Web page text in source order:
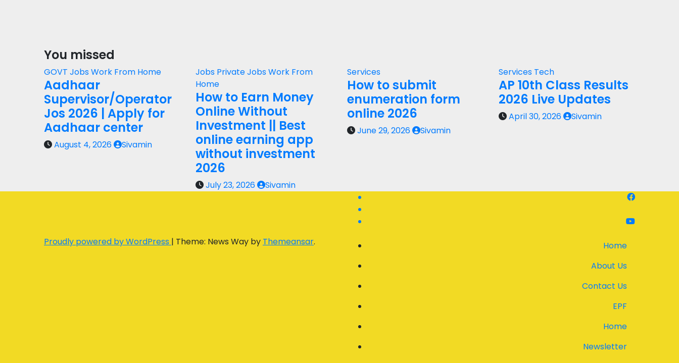
You missed
GOVT JobsWork From Home
Aadhaar
Supervisor/Operator
Jos 2026 | Apply for
Aadhaar center
August 4, 2026 Sivamin
Jobs Private JobsWork From
Home
How to Earn Money
Online Without
Investment || Best
online earning app
without investment
2026
July 23, 2026 Sivamin
Services
How to submit
enumeration form
online 2026
June 29, 2026 Sivamin
Services Tech
AP 10th Class Results
2026 Live Updates
April 30, 2026 Sivamin
Proudly powered by WordPress | Theme: News Way by Themeansar.
Home
About Us
Contact Us
EPF
Home
Newsletter